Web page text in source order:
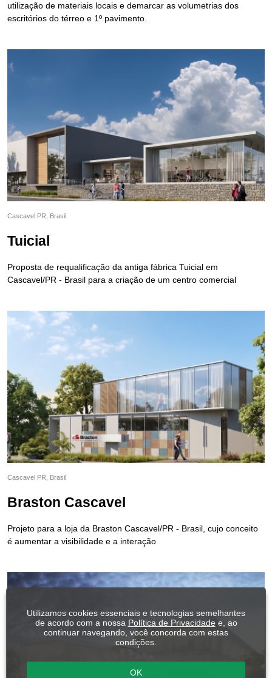
utilização de materiais locais e demarcar as volumetrias dos
escritórios do térreo e 1º pavimento.
Cascavel PR, Brasil
Tuicial
Proposta de requalificação da antiga fábrica Tuicial em
Cascavel/PR - Brasil para a criação de um centro comercial
Cascavel PR, Brasil
Braston Cascavel
Projeto para a loja da Braston Cascavel/PR - Brasil, cujo conceito
é aumentar a visibilidade e a interação
Utilizamos cookies essenciais e tecnologias semelhantes
de acordo com a nossa Política de Privacidade e, ao
continuar navegando, você concorda com estas
condições.
OK